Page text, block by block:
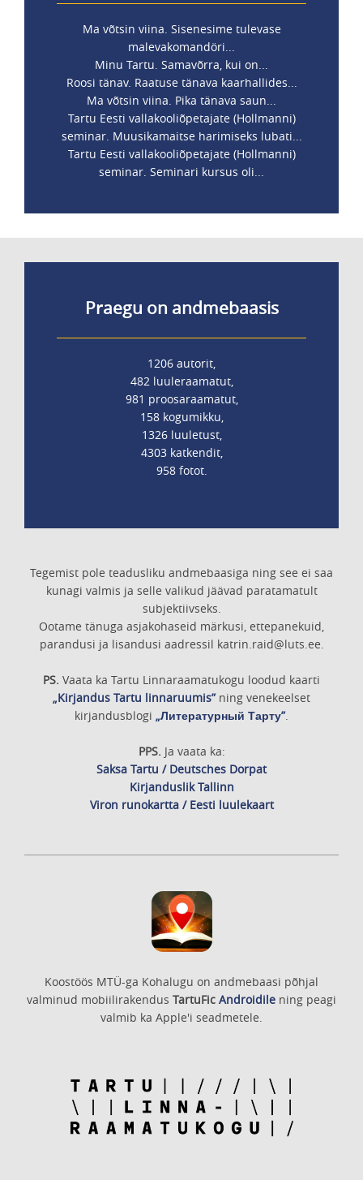
Ma võtsin viina. Sisenesime tulevase
malevakomandöri...
Minu Tartu. Samavõrra, kui on...
Roosi tänav. Raatuse tänava kaarhallides...
Ma võtsin viina. Pika tänava saun...
Tartu Eesti vallakooliõpetajate (Hollmanni)
seminar. Muusikamaitse harimiseks lubati...
Tartu Eesti vallakooliõpetajate (Hollmanni)
seminar. Seminari kursus oli...
Praegu on andmebaasis
1206 autorit,
482 luuleraamatut,
981 proosaraamatut,
158 kogumikku,
1326 luuletust,
4303 katkendit,
958 fotot.
Tegemist pole teadusliku andmebaasiga ning see ei saa
kunagi valmis ja selle valikud jäävad paratamatult
subjektiivseks.
Ootame tänuga asjakohaseid märkusi, ettepanekuid,
parandusi ja lisandusi aadressil katrin.raid@luts.ee.
PS. Vaata ka Tartu Linnaraamatukogu loodud kaarti
„Kirjandus Tartu linnaruumis”ning venekeelset
kirjandusblogi „Литературный Тарту”.
PPS. Ja vaata ka:
Saksa Tartu / Deutsches Dorpat
Kirjanduslik Tallinn
Viron runokartta / Eesti luulekaart
Koostöös MTÜ-ga Kohalugu on andmebaasi põhjal
valminud mobiilirakendus TartuFic Androidile ning peagi
valmib ka Apple'i seadmetele.